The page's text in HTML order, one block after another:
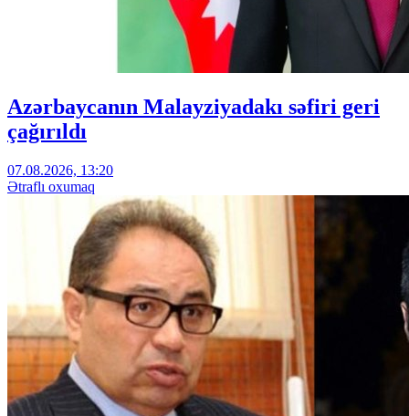
Azərbaycanın Malayziyadakı səfiri geri
çağırıldı
07.08.2026, 13:20
Ətraflı oxumaq